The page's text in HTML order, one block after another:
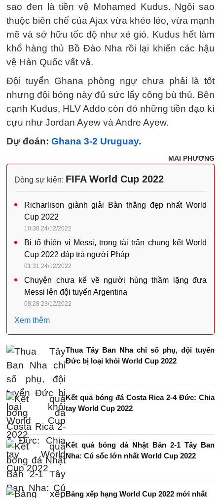
sao đen là tiền vệ Mohamed Kudus. Ngôi sao
thuộc biên chế của Ajax vừa khéo léo, vừa mạnh
mẽ và sở hữu tốc độ như xé gió. Kudus hết làm
khổ hàng thủ Bồ Đào Nha rồi lại khiến các hậu
vệ Hàn Quốc vất vả.
Đội tuyển Ghana phòng ngự chưa phải là tốt
nhưng đội bóng này đủ sức lấy công bù thủ. Bên
cạnh Kudus, HLV Addo còn đó những tiền đạo kì
cựu như Jordan Ayew và Andre Ayew.
Dự đoán: Ghana 3-2 Uruguay.
MAI PHƯƠNG
Dòng sự kiện: FIFA World Cup 2022
Richarlison giành giải Bàn thắng đẹp nhất World
Cup 2022
10:30 24/12/2022
Bị tố thiên vị Messi, trọng tài trận chung kết World
Cup 2022 đáp trả người Pháp
01:31 24/12/2022
Chuyện chưa kể về người hùng thầm lặng đưa
Messi lên đội tuyển Argentina
08:28 23/12/2022
Xem thêm
Thua Tây Ban Nha chỉ số phụ, đội tuyển
Đức bị loại khỏi World Cup 2022
Kết quả bóng đá Costa Rica 2-4 Đức: Chia
tay World Cup 2022
Kết quả bóng đá Nhật Bản 2-1 Tây Ban
Nha: Cú sốc lớn nhất World Cup 2022
Bảng xếp hạng World Cup 2022 mới nhất